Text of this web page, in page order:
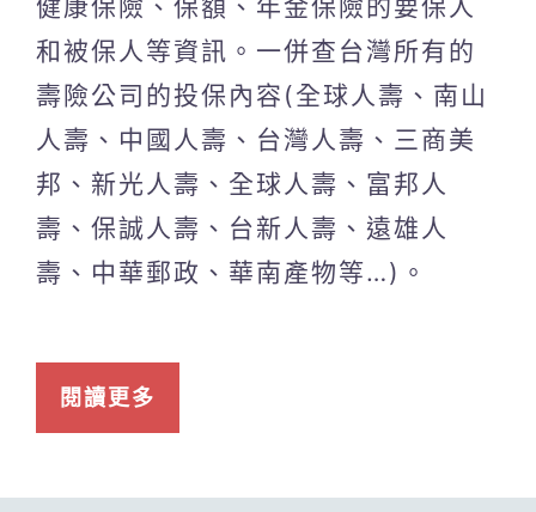
健康保險、保額、年金保險的要保人
和被保人等資訊。一併查台灣所有的
壽險公司的投保內容(全球人壽、南山
人壽、中國人壽、台灣人壽、三商美
邦、新光人壽、全球人壽、富邦人
壽、保誠人壽、台新人壽、遠雄人
壽、中華郵政、華南產物等…)。
閱讀更多